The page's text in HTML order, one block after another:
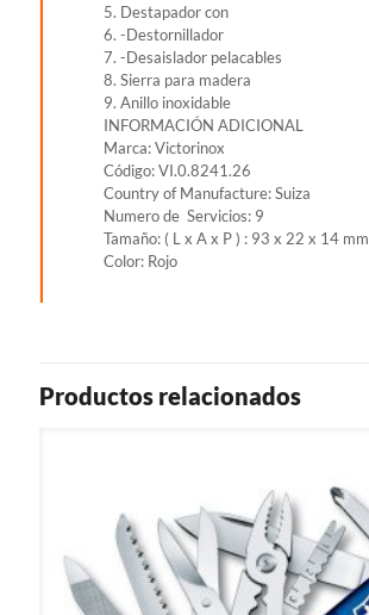
5. Destapador con
6. -Destornillador
7. -Desaislador pelacables
8. Sierra para madera
9. Anillo inoxidable
INFORMACIÓN ADICIONAL
Marca: Victorinox
Código: VI.0.8241.26
Country of Manufacture: Suiza
Numero de Servicios: 9
Tamaño: ( L x A x P ) : 93 x 22 x 14 mm
Color: Rojo
Productos relacionados